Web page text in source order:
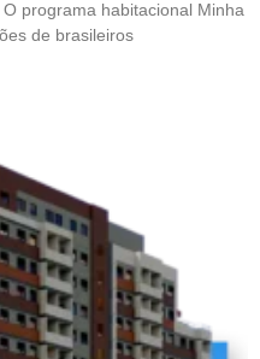
programa habitacional Minha
de brasileiros